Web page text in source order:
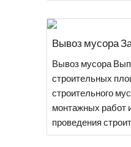
Вывоз мусора
Вывоз мусора
строительных
строительного
монтажных работ
проведения